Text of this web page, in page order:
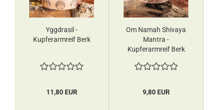
Yggdrasil -
Kupferarmreif Berk
11,80 EUR
Om Namah Shivaya
Mantra -
Kupferarmreif Berk
9,80 EUR